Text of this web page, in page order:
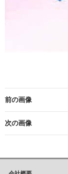
前の画像
次の画像